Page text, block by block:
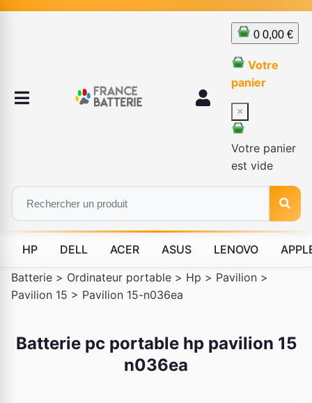
0 0,00 €
Votre
panier
×
Votre panier
est vide
HP DELL ACER ASUS LENOVO
Batterie > Ordinateur portable > Hp > Pavilion >
Pavilion 15 > Pavilion 15-n036ea
Batterie pc portable hp pavilion 15
n036ea